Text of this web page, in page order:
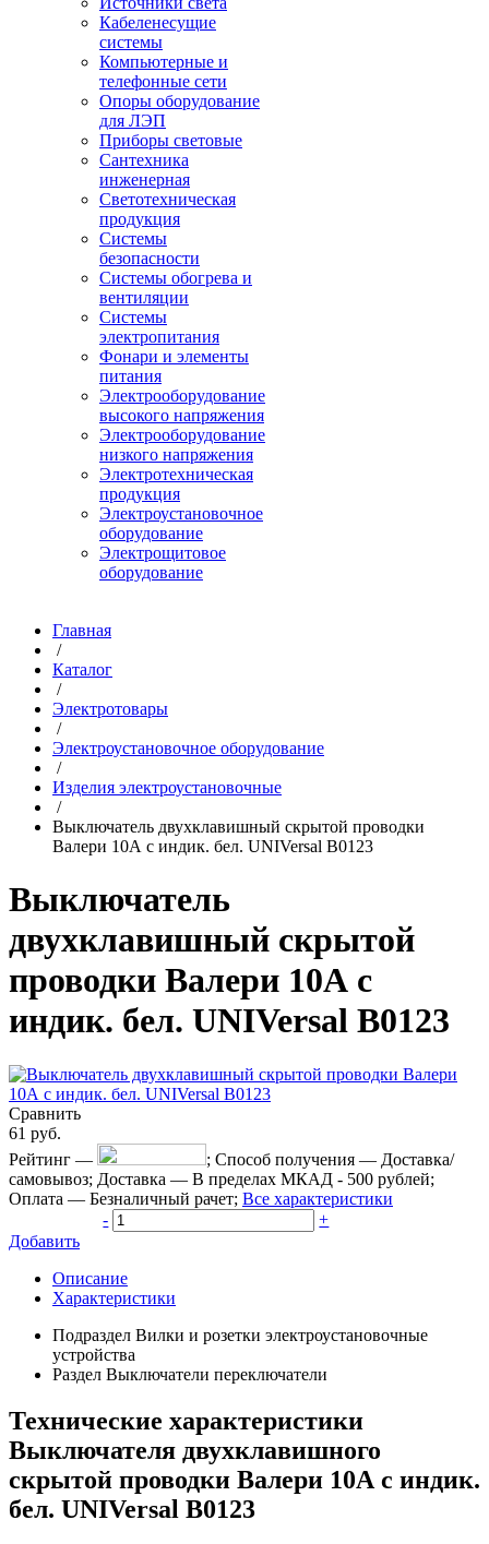
Кабеленесущие
системы
Компьютерные и
телефонные сети
Опоры оборудование
для ЛЭП
Приборы световые
Сантехника
инженерная
Светотехническая
продукция
Системы
безопасности
Системы обогрева и
вентиляции
Системы
электропитания
Фонари и элементы
питания
Электрооборудование
высокого напряжения
Электрооборудование
низкого напряжения
Электротехническая
продукция
Электроустановочное
оборудование
Электрощитовое
оборудование
Главная
/
Каталог
/
Электротовары
/
Электроустановочное оборудование
/
Изделия электроустановочные
/
Выключатель двухклавишный скрытой проводки
Валери 10А с индик. бел. UNIVersal В0123
Выключатель
двухклавишный скрытой
проводки Валери 10А с
индик. бел. UNIVersal В0123
Сравнить
61 руб.
Рейтинг — ; Способ получения — Доставка/
самовывоз; Доставка — В пределах МКАД - 500 рублей;
Оплата — Безналичный рачет; Все характеристики
-
+
Добавить
Описание
Характеристики
Подраздел Вилки и розетки электроустановочные
устройства
Раздел Выключатели переключатели
Технические характеристики
Выключателя двухклавишного
скрытой проводки Валери 10А с индик.
бел. UNIVersal В0123